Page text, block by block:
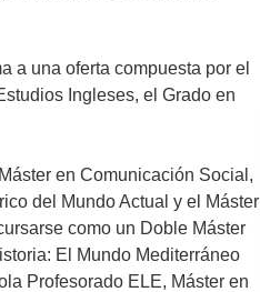
a una oferta compuesta por el
Ingleses, el Grado en
en Comunicación Social,
del Mundo Actual y el Máster
como un Doble Máster
El Mundo Mediterráneo
Profesorado ELE, Máster en